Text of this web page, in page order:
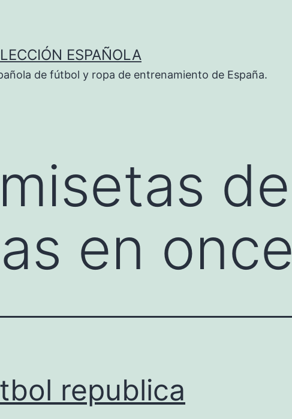
ESPAÑOLA
de fútbol y ropa de entrenamiento de España.
de
en once
republica